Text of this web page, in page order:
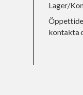
Lager/
kontakta